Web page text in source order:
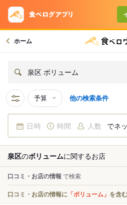
ホーム
泉区 ボリューム
予算 他の検索条件
日時 時間 人数 でネ
泉区のボリュームに関するお店
口コミ・お店の情報 で検索
口コミ・お店の情報に 「ボリューム」 を含